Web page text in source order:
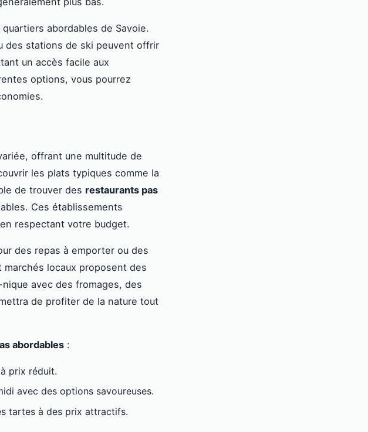
abordables de Savoie.
des stations de ski peuvent offrir
un accès facile aux
options, vous pourrez
offrant une multitude de
les plats typiques comme la
de trouver des restaurants pas
Ces établissements
respectant votre budget.
des repas à emporter ou des
locaux proposent des
avec des fromages, des
de profiter de la nature tout
abordables :
prix réduit.
avec des options savoureuses.
tartes à des prix attractifs.